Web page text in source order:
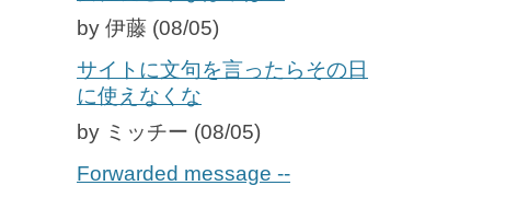
by 伊藤 (08/05)
サイトに文句を言ったらその日
に使えなくな
by ミッチー (08/05)
Forwarded message --